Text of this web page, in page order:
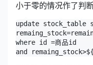
小于零的情况作了判
update stock_table
where id =商品id
and